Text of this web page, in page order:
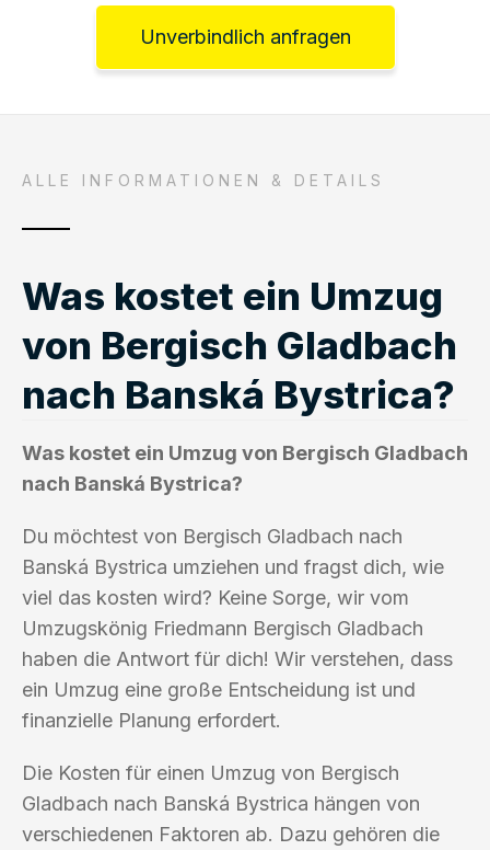
Unverbindlich anfragen
ALLE INFORMATIONEN & DETAILS
Was kostet ein Umzug
von Bergisch Gladbach
nach Banská Bystrica?
Was kostet ein Umzug von Bergisch Gladbach
nach Banská Bystrica?
Du möchtest von Bergisch Gladbach nach
Banská Bystrica umziehen und fragst dich, wie
viel das kosten wird? Keine Sorge, wir vom
Umzugskönig Friedmann Bergisch Gladbach
haben die Antwort für dich! Wir verstehen, dass
ein Umzug eine große Entscheidung ist und
finanzielle Planung erfordert.
Die Kosten für einen Umzug von Bergisch
Gladbach nach Banská Bystrica hängen von
verschiedenen Faktoren ab. Dazu gehören die